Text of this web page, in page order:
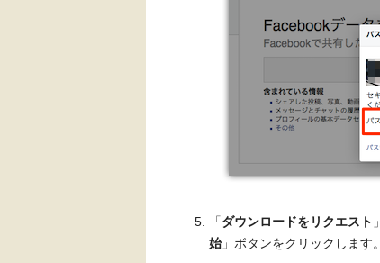
「ダウンロードをリクエスト
始」ボタンをクリックします。